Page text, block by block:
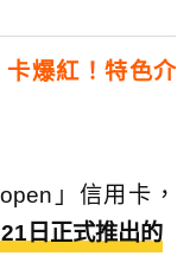
爆紅！特色介
」信用卡，
日正式推出的